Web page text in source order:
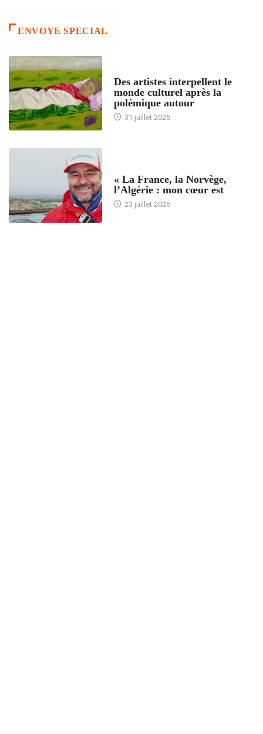
ENVOYE SPECIAL
Des artistes interpellent le
monde culturel après la
polémique autour
31 juillet 2026
« La France, la Norvège,
l’Algérie : mon cœur est
23 juillet 2026